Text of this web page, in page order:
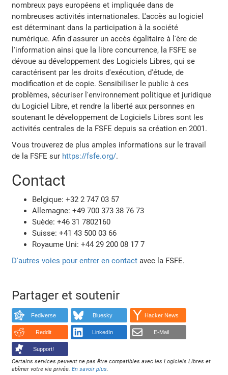
nombreux pays européens et impliquée dans de
nombreuses activités internationales. L'accès au logiciel
est déterminant dans la participation à la société
numérique. Afin d'assurer un accès égalitaire à l'ère de
l'information ainsi que la libre concurrence, la FSFE se
dévoue au développement des Logiciels Libres, qui se
caractérisent par les droits d'exécution, d'étude, de
modification et de copie. Sensibiliser le public à ces
problèmes, sécuriser l'environnement politique et juridique
du Logiciel Libre, et rendre la liberté aux personnes en
soutenant le développement de Logiciels Libres sont les
activités centrales de la FSFE depuis sa création en 2001.
Vous trouverez de plus amples informations sur le travail
de la FSFE sur https://fsfe.org/.
Contact
Belgique: +32 2 747 03 57
Allemagne: +49 700 373 38 76 73
Suède: +46 31 7802160
Suisse: +41 43 500 03 66
Royaume Uni: +44 29 200 08 17 7
D'autres voies pour entrer en contact avec la FSFE.
Partager et soutenir
Fediverse Bluesky Hacker News
Reddit LinkedIn E-Mail
Support!
Certains services peuvent ne pas être compatibles avec les Logiciels Libres et
abîmer votre vie privée.En savoir plus